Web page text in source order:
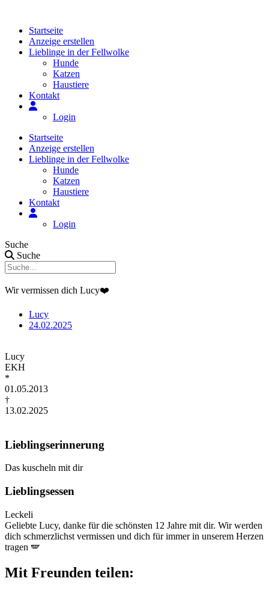
springenStartseite
Anzeige erstellen
Lieblinge in der Fellwolke
Hunde
Katzen
Haustiere
Kontakt
Login
Startseite
Anzeige erstellen
Lieblinge in der Fellwolke
Hunde
Katzen
Haustiere
Kontakt
Login
Suche
Suche
Wir vermissen dich Lucy❤️
Lucy
24.02.2025
Lucy
EKH
*
01.05.2013
†
13.02.2025
Lieblingserinnerung
Das kuscheln mit dir
Lieblingsessen
Leckeli
Geliebte Lucy, danke für die schönsten 12 Jahre mit dir. Wir werden
dich schmerzlichst vermissen und dich für immer in unserem Herzen
tragen 🪽
Mit Freunden teilen: